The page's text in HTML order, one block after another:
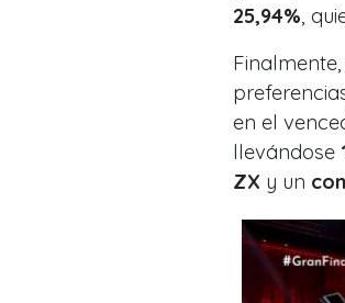
25,94% ,
Finalmente,
en el
llevándose
ZX y un